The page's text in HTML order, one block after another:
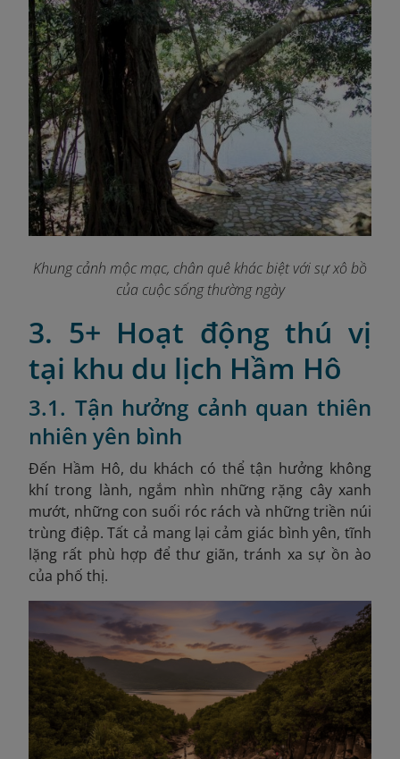
Khung cảnh mộc mạc, chân quê khác biệt với sự xô bồ
của cuộc sống thường ngày
3. 5+ Hoạt động thú vị
tại khu du lịch Hầm Hô
3.1. Tận hưởng cảnh quan thiên
nhiên yên bình
Đến Hầm Hô, du khách có thể tận hưởng không
khí trong lành, ngắm nhìn những rặng cây xanh
mướt, những con suối róc rách và những triền núi
trùng điệp. Tất cả mang lại cảm giác bình yên, tĩnh
lặng rất phù hợp để thư giãn, tránh xa sự ồn ào
của phố thị.